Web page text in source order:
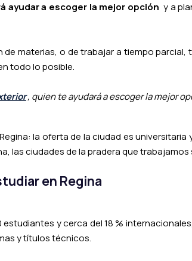
ayudar a escoger la mejor opción y a
materias, o de trabajar a tiempo
todo lo posible.
, quien te ayudará a escoger la mejor
la oferta de la ciudad es universitaria
las ciudades de la pradera que trabajamos
en Regina
estudiantes y cerca del 18 %
y títulos técnicos.